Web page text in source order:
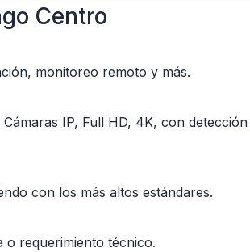
Centro
monitoreo remoto y más.
IP, Full HD, 4K, con
con los más altos estándares.
o requerimiento técnico.